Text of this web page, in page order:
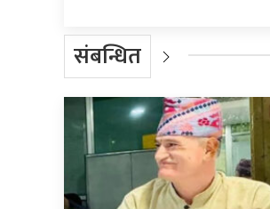
संबन्धित